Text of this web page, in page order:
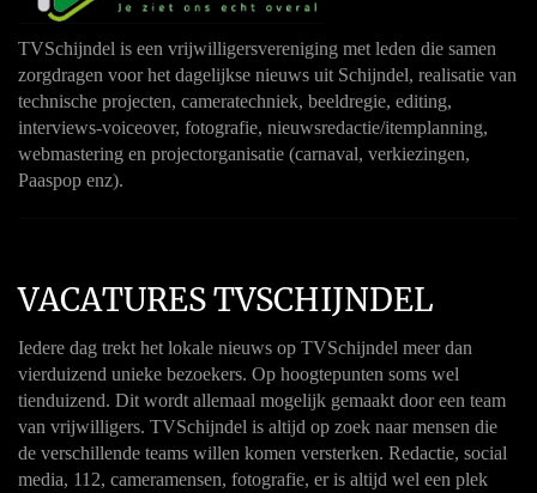
TVSchijndel is een vrijwilligersvereniging met leden die samen
zorgdragen voor het dagelijkse nieuws uit Schijndel, realisatie van
technische projecten, cameratechniek, beeldregie, editing,
interviews-voiceover, fotografie, nieuwsredactie/itemplanning,
webmastering en projectorganisatie (carnaval, verkiezingen,
Paaspop enz).
VACATURES TVSCHIJNDEL
Iedere dag trekt het lokale nieuws op TVSchijndel meer dan
vierduizend unieke bezoekers. Op hoogtepunten soms wel
tienduizend. Dit wordt allemaal mogelijk gemaakt door een team
van vrijwilligers. TVSchijndel is altijd op zoek naar mensen die
de verschillende teams willen komen versterken. Redactie, social
media, 112, cameramensen, fotografie, er is altijd wel een plek